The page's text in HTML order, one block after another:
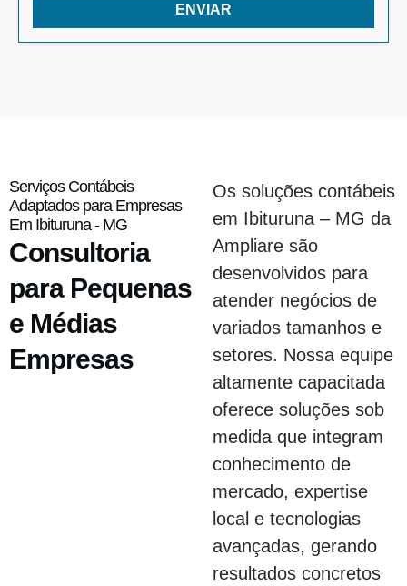
ENVIAR
Serviços Contábeis
Adaptados para Empresas
Em Ibituruna - MG
Consultoria
para Pequenas
e Médias
Empresas
Os soluções contábeis
em Ibituruna – MG da
Ampliare são
desenvolvidos para
atender negócios de
variados tamanhos e
setores. Nossa equipe
altamente capacitada
oferece soluções sob
medida que integram
conhecimento de
mercado, expertise
local e tecnologias
avançadas, gerando
resultados concretos